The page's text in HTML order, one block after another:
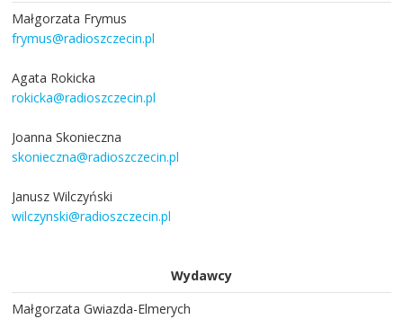
Małgorzata Frymus
frymus@radioszczecin.pl
Agata Rokicka
rokicka@radioszczecin.pl
Joanna Skonieczna
skonieczna@radioszczecin.pl
Janusz Wilczyński
wilczynski@radioszczecin.pl
Wydawcy
Małgorzata Gwiazda-Elmerych